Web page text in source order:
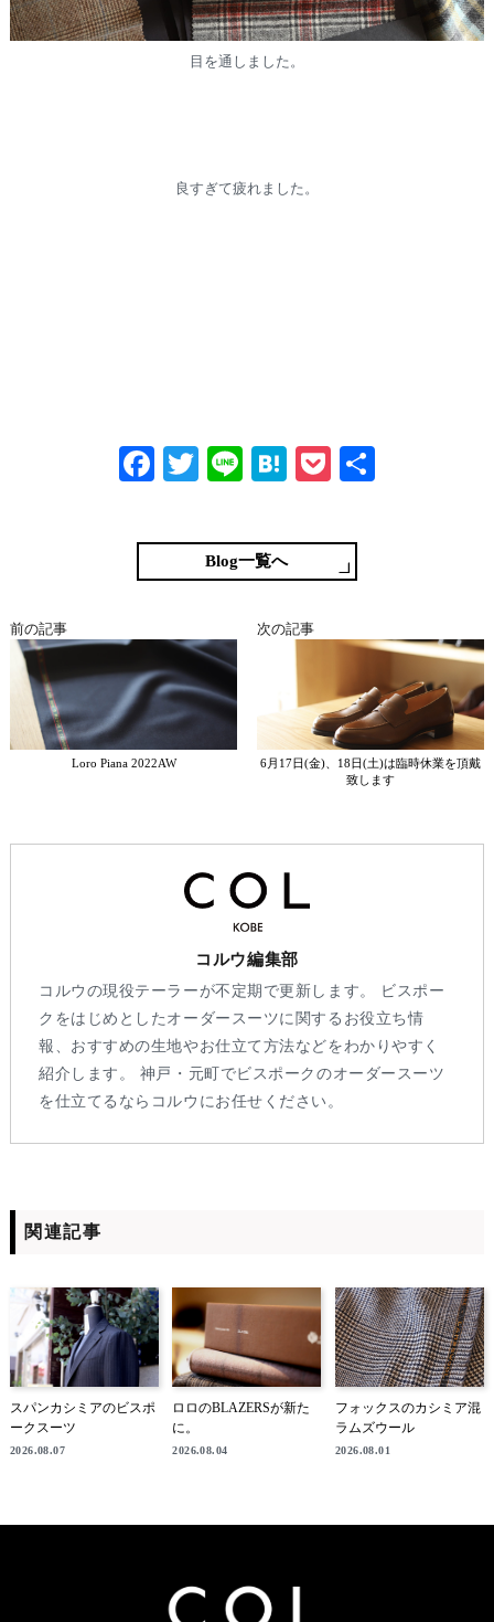
目を通しました。
良すぎて疲れました。
Fa
bo
ok
T
tte
r
Li
H
en
a
P
ke
t
Blog一覧へ
前の記事
Loro Piana 2022AW
次の記事
6月17日(金)、18日(土)は臨時休業を頂戴
致します
コルウ編集部
コルウの現役テーラーが不定期で更新します。 ビスポー
クをはじめとしたオーダースーツに関するお役立ち情
報、おすすめの生地やお仕立て方法などをわかりやすく
紹介します。 神戸・元町でビスポークのオーダースーツ
を仕立てるならコルウにお任せください。
関連記事
スパンカシミアのビスポ
ークスーツ
2026.08.07
ロロのBLAZERSが新た
に。
2026.08.04
フォックスのカシミア混
ラムズウール
2026.08.01